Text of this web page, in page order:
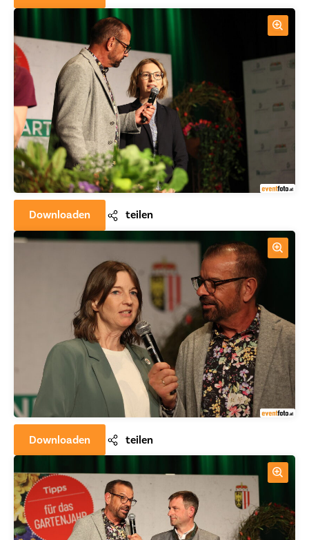
Downloaden teilen
Downloaden teilen